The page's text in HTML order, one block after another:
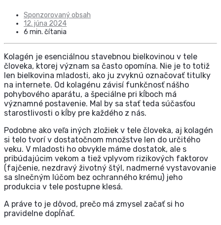
Sponzorovaný obsah
12. júna 2024
6 min. čítania
Kolagén je esenciálnou stavebnou bielkovinou v tele
človeka, ktorej význam sa často opomína. Nie je to totiž
len bielkovina mladosti, ako ju zvyknú označovať titulky
na internete. Od kolagénu závisí funkčnosť nášho
pohybového aparátu, a špeciálne pri kĺboch má
významné postavenie. Mal by sa stať teda súčasťou
starostlivosti o kĺby pre každého z nás.
Podobne ako veľa iných zložiek v tele človeka, aj kolagén
si telo tvorí v dostatočnom množstve len do určitého
veku. V mladosti ho obvykle máme dostatok, ale s
pribúdajúcim vekom a tiež vplyvom rizikových faktorov
(fajčenie, nezdravý životný štýl, nadmerné vystavovanie
sa slnečným lúčom bez ochranného krému) jeho
produkcia v tele postupne klesá.
A práve to je dôvod, prečo má zmysel začať si ho
pravidelne dopĺňať.